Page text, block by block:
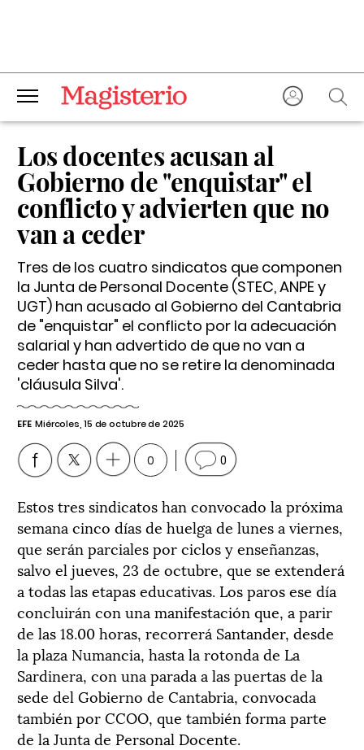
Los docentes acusan al
Gobierno de "enquistar" el
conflicto y advierten que no
van a ceder
Tres de los cuatro sindicatos que componen
la Junta de Personal Docente (STEC, ANPE y
UGT) han acusado al Gobierno del Cantabria
de "enquistar" el conflicto por la adecuación
salarial y han advertido de que no van a
ceder hasta que no se retire la denominada
'cláusula Silva'.
EFE Miércoles, 15 de octubre de 2025
0 0
Estos tres sindicatos han convocado la próxima
semana cinco días de huelga de lunes a viernes,
que serán parciales por ciclos y enseñanzas,
salvo el jueves, 23 de octubre, que se extenderá
a todas las etapas educativas. Los paros ese día
concluirán con una manifestación que, a parir
de las 18.00 horas, recorrerá Santander, desde
la plaza Numancia, hasta la rotonda de La
Sardinera, con una parada a las puertas de la
sede del Gobierno de Cantabria, convocada
también por CCOO, que también forma parte
de la Junta de Personal Docente.